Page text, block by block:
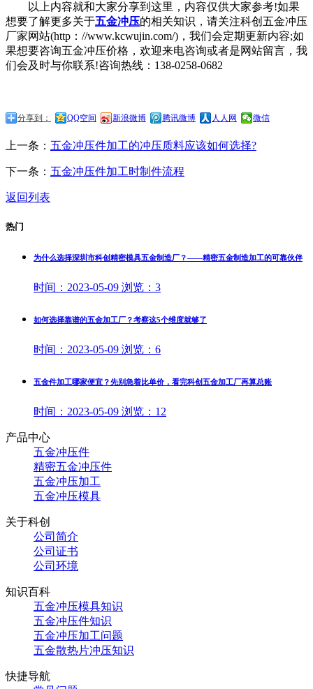
以上内容就和大家分享到这里，内容仅供大家参考!如果
想要了解更多关于五金冲压的相关知识，请关注科创五金冲压
厂家网站(http：//www.kcwujin.com/)，我们会定期更新内容;如
果想要咨询五金冲压价格，欢迎来电咨询或者是网站留言，我
们会及时与你联系!咨询热线：138-0258-0682
分享到： QQ空间 新浪微博 腾讯微博 人人网 微信
上一条： 五金冲压件加工的冲压质料应该如何选择?
下一条： 五金冲压件加工时制件流程
返回列表
热门
为什么选择深圳市科创精密模具五金制造厂？——精密五金制造加工的可靠伙伴
时间： 2023-05-09 浏览： 3
如何选择靠谱的五金加工厂？考察这5个维度就够了
时间： 2023-05-09 浏览： 6
五金件加工哪家便宜？先别急着比单价，看完科创五金加工厂再算总账
时间： 2023-05-09 浏览： 12
产品中心
五金冲压件
精密五金冲压件
五金冲压加工
五金冲压模具
关于科创
公司简介
公司证书
公司环境
知识百科
五金冲压模具知识
五金冲压件知识
五金冲压加工问题
五金散热片冲压知识
快捷导航